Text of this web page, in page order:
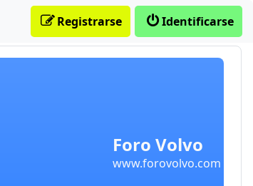
Foro Volvo
www.forovolvo.com
Identificarse
Registrarse